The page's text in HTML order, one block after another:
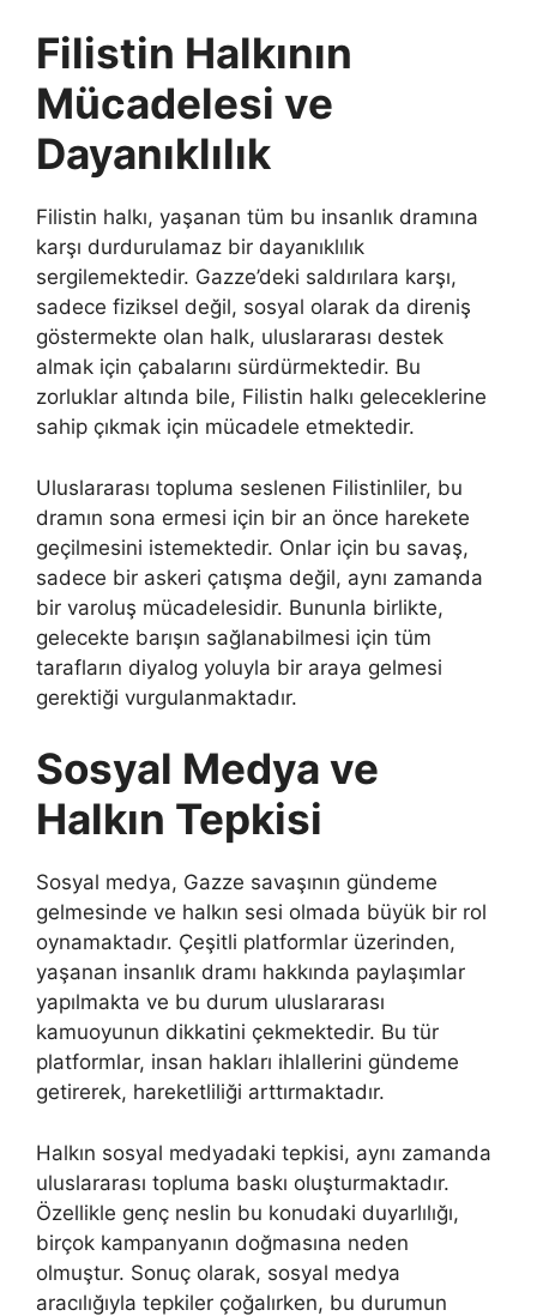
Filistin Halkının
Mücadelesi ve
Dayanıklılık
Filistin halkı, yaşanan tüm bu insanlık dramına
karşı durdurulamaz bir dayanıklılık
sergilemektedir. Gazze’deki saldırılara karşı,
sadece fiziksel değil, sosyal olarak da direniş
göstermekte olan halk, uluslararası destek
almak için çabalarını sürdürmektedir. Bu
zorluklar altında bile, Filistin halkı geleceklerine
sahip çıkmak için mücadele etmektedir.
Uluslararası topluma seslenen Filistinliler, bu
dramın sona ermesi için bir an önce harekete
geçilmesini istemektedir. Onlar için bu savaş,
sadece bir askeri çatışma değil, aynı zamanda
bir varoluş mücadelesidir. Bununla birlikte,
gelecekte barışın sağlanabilmesi için tüm
tarafların diyalog yoluyla bir araya gelmesi
gerektiği vurgulanmaktadır.
Sosyal Medya ve
Halkın Tepkisi
Sosyal medya, Gazze savaşının gündeme
gelmesinde ve halkın sesi olmada büyük bir rol
oynamaktadır. Çeşitli platformlar üzerinden,
yaşanan insanlık dramı hakkında paylaşımlar
yapılmakta ve bu durum uluslararası
kamuoyunun dikkatini çekmektedir. Bu tür
platformlar, insan hakları ihlallerini gündeme
getirerek, hareketliliği arttırmaktadır.
Halkın sosyal medyadaki tepkisi, aynı zamanda
uluslararası topluma baskı oluşturmaktadır.
Özellikle genç neslin bu konudaki duyarlılığı,
birçok kampanyanın doğmasına neden
olmuştur. Sonuç olarak, sosyal medya
aracılığıyla tepkiler çoğalırken, bu durumun